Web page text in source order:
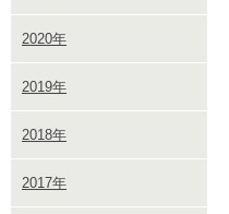
2020年
2019年
2018年
2017年